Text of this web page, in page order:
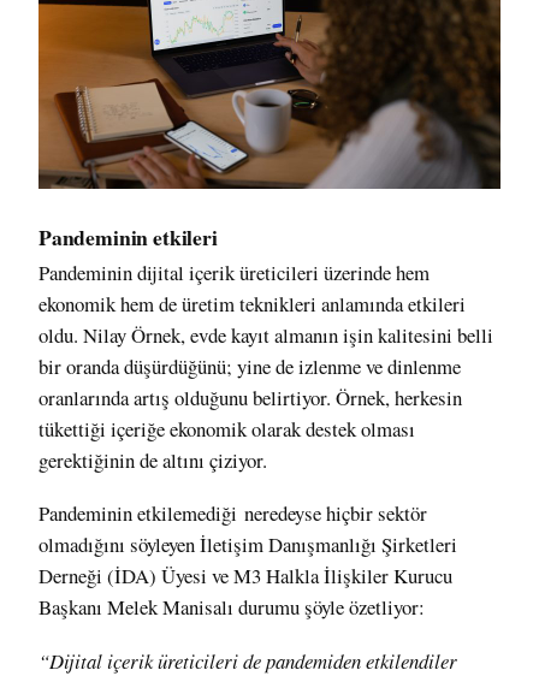
Pandeminin etkileri
Pandeminin dijital içerik üreticileri üzerinde hem
ekonomik hem de üretim teknikleri anlamında etkileri
oldu. Nilay Örnek, evde kayıt almanın işin kalitesini belli
bir oranda düşürdüğünü; yine de izlenme ve dinlenme
oranlarında artış olduğunu belirtiyor. Örnek, herkesin
tükettiği içeriğe ekonomik olarak destek olması
gerektiğinin de altını çiziyor.
Pandeminin etkilemediği neredeyse hiçbir sektör
olmadığını söyleyen İletişim Danışmanlığı Şirketleri
Derneği (İDA) Üyesi ve M3 Halkla İlişkiler Kurucu
Başkanı Melek Manisalı durumu şöyle özetliyor:
“Dijital içerik üreticileri de pandemiden etkilendiler